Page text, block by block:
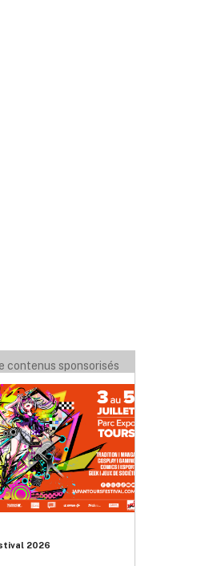
contenus sponsorisés
2026